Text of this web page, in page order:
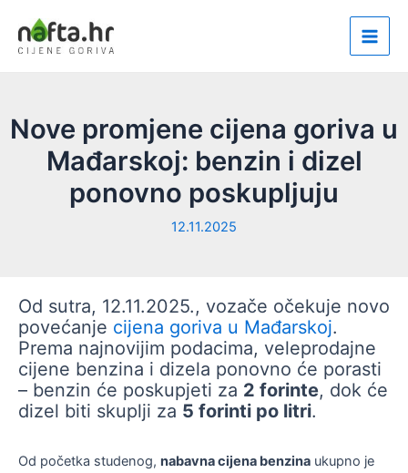
content
Main
Nove promjene cijena goriva u
Mađarskoj: benzin i dizel
ponovno poskupljuju
12.11.2025
Od sutra, 12.11.2025., vozače očekuje novo
povećanje cijena goriva u Mađarskoj.
Prema najnovijim podacima, veleprodajne
cijene benzina i dizela ponovno će porasti
– benzin će poskupjeti za 2 forinte, dok će
dizel biti skuplji za 5 forinti po litri.
Od početka studenog, nabavna cijena benzina ukupno je